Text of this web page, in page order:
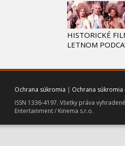
HISTORICKÉ
LETNOM
Ochrana súkromia | Ochrana súkromia
ISSN 1336-4197. Všetky práva
Entertainment / Kinema s.r.o.